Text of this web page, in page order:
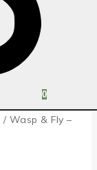
0
/ Wasp & Fly –